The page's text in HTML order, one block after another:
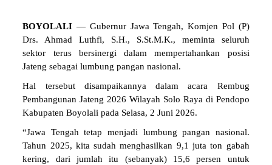
BOYOLALI— Gubernur Jawa Tengah, Komjen Pol (P)
Drs. Ahmad Luthfi, S.H., S.St.M.K., meminta seluruh
sektor terus bersinergi dalam mempertahankan posisi
Jateng sebagai lumbung pangan nasional.
Hal tersebut disampaikannya dalam acara Rembug
Pembangunan Jateng 2026 Wilayah Solo Raya di Pendopo
Kabupaten Boyolali pada Selasa, 2 Juni 2026.
“Jawa Tengah tetap menjadi lumbung pangan nasional.
Tahun 2025, kita sudah menghasilkan 9,1 juta ton gabah
kering, dari jumlah itu (sebanyak) 15,6 persen untuk